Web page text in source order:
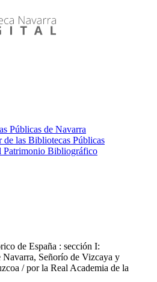
Públicas de Navarra
de las Bibliotecas Públicas
Patrimonio Bibliográfico
de España : sección I:
Navarra, Señorío de Vizcaya y
/ por la Real Academia de la